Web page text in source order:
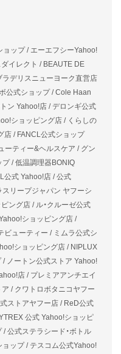
ップ / エーエフシーYahoo!
イレクト / BEAUTE DE
デリスニューヨーク直営店
公式ショップ / Cole Haan
ン Yahoo!店 / デロンギ公式
ショッピング店 / くらしの
店 / FANCL公式ショップ
ーティー&ヘルスケア / グン
/ 低温調理器BONIQ
公式 Yahoo!店 / 公式
リープジャパン ヤフーシ
ング店 / ル・クルーゼ公式
ショッピング店 /
ビューティー / ミムラ公式シ
ショッピング店 / NIPLUX
ノートン公式ストア Yahoo!
店 / プレミアアンチエイ
/ クワトロボタニコヤフー
ストアヤフー店 / ReD公式
公式 Yahoo!ショッピ
公式ステラシード・ボトル
ップ / テスコム公式Yahoo!